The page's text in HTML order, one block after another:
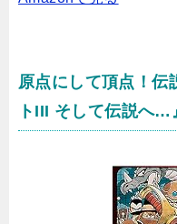
原点にして頂点！伝
トIII そして伝説へ…